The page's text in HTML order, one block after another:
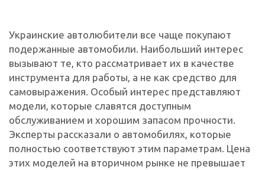
Украинские автолюбители все чаще покупают
подержанные автомобили. Наибольший интерес
вызывают те, кто рассматривает их в качестве
инструмента для работы, а не как средство для
самовыражения. Особый интерес представляют
модели, которые славятся доступным
обслуживанием и хорошим запасом прочности.
Эксперты рассказали о автомобилях, которые
полностью соответствуют этим параметрам. Цена
этих моделей на вторичном рынке не превышает